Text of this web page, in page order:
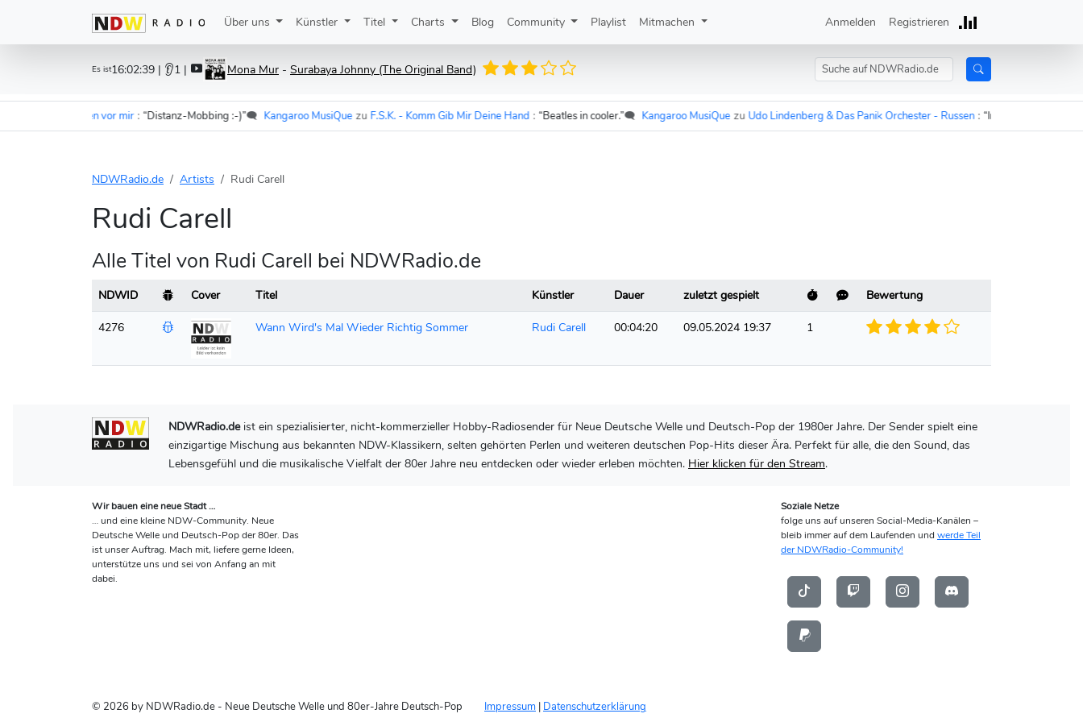
Über uns Künstler Titel Charts Blog Community Playlist Mitmachen Anmelden Registrieren
Es ist16:02:39 | 👂1 | Mona Mur - Surabaya Johnny (The Original Band)
- Im Wagen vor mir : “Distanz-Mobbing :-)”🗨️ Kangaroo MusiQue zu F.S.K. - Komm Gib Mir Deine Hand : “Beatles in cooler.”🗨️ Kangaroo MusiQue zu Udo Lindenberg & Das Panik Orchester - Russen : “In 15 Minuten sind die
NDWRadio.de Artists Rudi Carell
Rudi Carell
Alle Titel von Rudi Carell bei NDWRadio.de
NDWID Cover Titel Künstler Dauer zuletzt gespielt
Bewertung
4276
Wann Wird's Mal Wieder Richtig Sommer Rudi Carell 00:04:20 09.05.2024 19:37 1
NDWRadio.deist ein spezialisierter, nicht-kommerzieller Hobby-Radiosender für Neue Deutsche Welle und Deutsch-Pop der 1980er Jahre. Der Sender spielt eine
einzigartige Mischung aus bekannten NDW-Klassikern, selten gehörten Perlen und weiteren deutschen Pop-Hits dieser Ära. Perfekt für alle, die den Sound, das
Lebensgefühl und die musikalische Vielfalt der 80er Jahre neu entdecken oder wieder erleben möchten. Hier klicken für den Stream.
Wir bauen eine neue Stadt …
… und eine kleine NDW-Community. Neue
Deutsche Welle und Deutsch-Pop der 80er. Das
ist unser Auftrag. Mach mit, liefere gerne Ideen,
unterstütze uns und sei von Anfang an mit
dabei.
Soziale Netze
folge uns auf unseren Social-Media-Kanälen –
bleib immer auf dem Laufenden und werde Teil
der NDWRadio-Community!
© 2026 by NDWRadio.de - Neue Deutsche Welle und 80er-Jahre Deutsch-Pop Impressum | Datenschutzerklärung